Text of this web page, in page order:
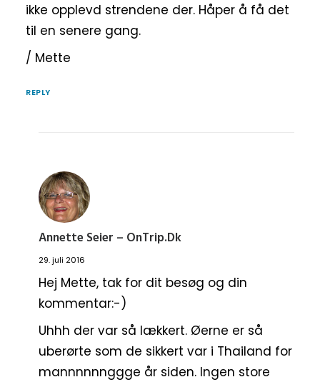
ikke opplevd strendene der. Håper å få det
til en senere gang.
/ Mette
REPLY
Annette Seier – OnTrip.dk
29. juli 2016
Hej Mette, tak for dit besøg og din
kommentar:-)
Uhhh der var så lækkert. Øerne er så
uberørte som de sikkert var i Thailand for
mannnnnnggge år siden. Ingen store